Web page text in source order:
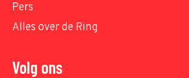
Pers
Alles over de Ring
Volg ons